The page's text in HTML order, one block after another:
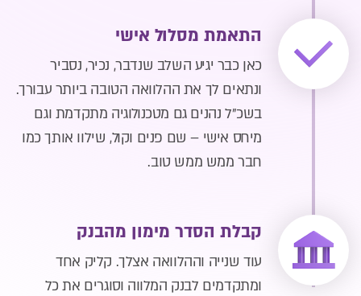
התאמת מסלול אישי
כאן כבר יגיע השלב שנדבר, נכיר, נסביר
ונתאים לך את ההלוואה הטובה ביותר עבורך.
בשכ"ל נהנים גם מטכנולוגיה מתקדמת וגם
מיחס אישי – שם פנים וקול, שילוו אותך כמו
חבר ממש ממש טוב.
קבלת הסדר מימון מהבנק
עוד שנייה וההלוואה אצלך. קליק אחד
ומתקדמים לבנק המלווה וסוגרים את כל